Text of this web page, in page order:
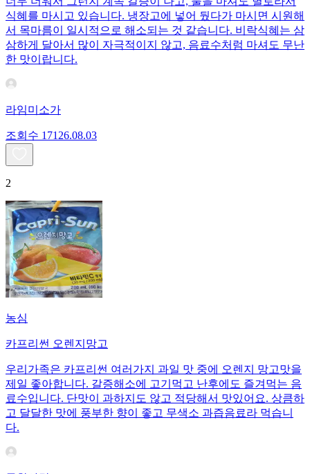
식혜를 마시고 있습니다. 냉장고에 넣어 뒀다가 마시면 시원해
서 목마름이 일시적으로 해소되는 것 같습니다. 비락식혜는 삼
삼하게 달아서 많이 자극적이지 않고, 음료수처럼 마셔도 무난
한 맛이랍니다.
라임미소가
조회수 171 26.08.03
2
농심
카프리썬 오렌지망고
우리가족은 카프리썬 여러가지 과일 맛 중에 오렌지 망고맛을
제일 좋아합니다. 갈증해소에 고기먹고 난후에도 즐겨먹는 음
료수입니다. 단맛이 과하지도 않고 적당해서 맛있어요. 상큼하
고 달달한 맛에 풍부한 향이 좋고 무색소 과즙음료라 먹습니
다.